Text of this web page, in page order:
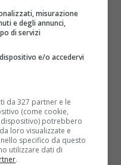
misurazione
e degli annunci,
di servizi
e/o accedervi
da 327 partner e le
(come cookie,
potrebbero
loro visualizzate e
specifico da questo
utilizzare dati di
.